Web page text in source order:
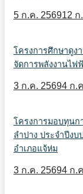
5 ก.ค. 256912 ก
โครงการศึกษาดูง
จัดการพลังงานไฟ
3 ก.ค. 25694 ก.
โครงการมอบทุนก
ลำปาง ประจำปีง
อำเภอแจ้ห่ม
3 ก.ค. 25694 ก.